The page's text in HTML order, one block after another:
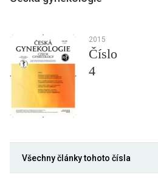
2015
Číslo
4
Všechny články tohoto čísla